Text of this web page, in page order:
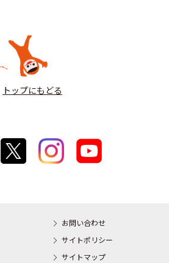
トップにもどる
お問い合わせ
サイトポリシー
サイトマップ